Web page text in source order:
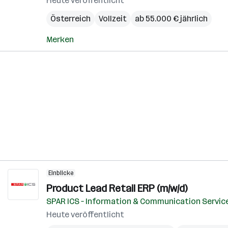
Österreich
Vollzeit ab 55.000 € jährlich
Merken
Einblicke
Product Lead Retail ERP (m/w/d)
SPAR ICS – Information & Communication
Heute veröffentlicht